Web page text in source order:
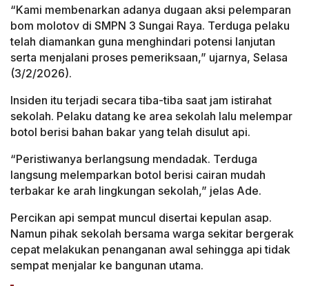
“Kami membenarkan adanya dugaan aksi pelemparan
bom molotov di SMPN 3 Sungai Raya. Terduga pelaku
telah diamankan guna menghindari potensi lanjutan
serta menjalani proses pemeriksaan,” ujarnya, Selasa
(3/2/2026).
Insiden itu terjadi secara tiba-tiba saat jam istirahat
sekolah. Pelaku datang ke area sekolah lalu melempar
botol berisi bahan bakar yang telah disulut api.
“Peristiwanya berlangsung mendadak. Terduga
langsung melemparkan botol berisi cairan mudah
terbakar ke arah lingkungan sekolah,” jelas Ade.
Percikan api sempat muncul disertai kepulan asap.
Namun pihak sekolah bersama warga sekitar bergerak
cepat melakukan penanganan awal sehingga api tidak
sempat menjalar ke bangunan utama.